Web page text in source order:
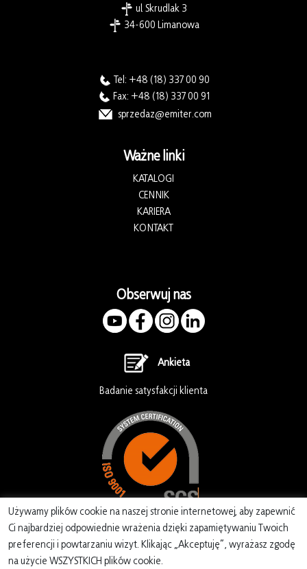
ul. Skrudlak 3
34-600 Limanowa
Tel: +48 (18) 337 00 90
Fax: +48 (18) 337 00 91
sprzedaz@emiter.com
Ważne linki
KATALOGI
CENNIK
KARIERA
KONTAKT
Obserwuj nas
Ankieta
Badanie satysfakcji klienta
Używamy plików cookie na naszej stronie internetowej, aby zapewnić
Ci najbardziej odpowiednie wrażenia dzięki zapamiętywaniu Twoich
preferencji i powtarzaniu wizyt. Klikając „Akceptuję”, wyrażasz zgodę
na użycie WSZYSTKICH plików cookie.